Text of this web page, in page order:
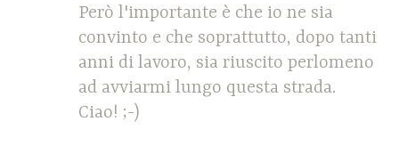
Però l'importante è che io ne sia
convinto e che soprattutto, dopo tanti
anni di lavoro, sia riuscito perlomeno
ad avviarmi lungo questa strada.
Ciao! ;-)